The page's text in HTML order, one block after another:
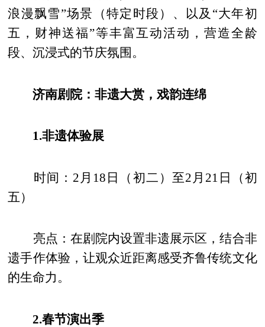
浪漫飘雪”场景（特定时段）、以及“大年初
五，财神送福”等丰富互动活动，营造全龄
段、沉浸式的节庆氛围。
济南剧院：非遗大赏，戏韵连绵
1.非遗体验展
时间：2月18日（初二）至2月21日（初
五）
亮点：在剧院内设置非遗展示区，结合非
遗手作体验，让观众近距离感受齐鲁传统文化
的生命力。
2.春节演出季